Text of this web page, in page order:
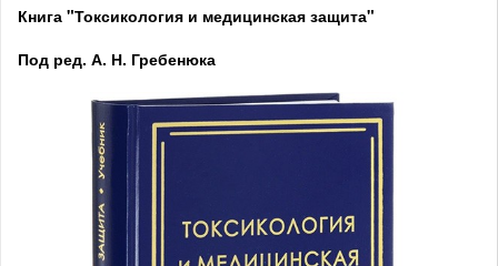
Книга "Токсикология и медицинская защита"
Под ред. А. Н. Гребенюка